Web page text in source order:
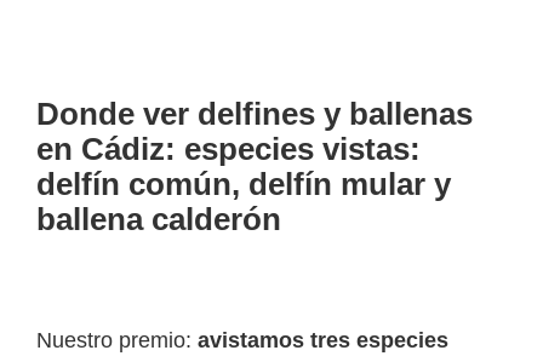
Donde ver delfines y ballenas
en Cádiz: especies vistas:
delfín común, delfín mular y
ballena calderón
Nuestro premio: avistamos tres especies